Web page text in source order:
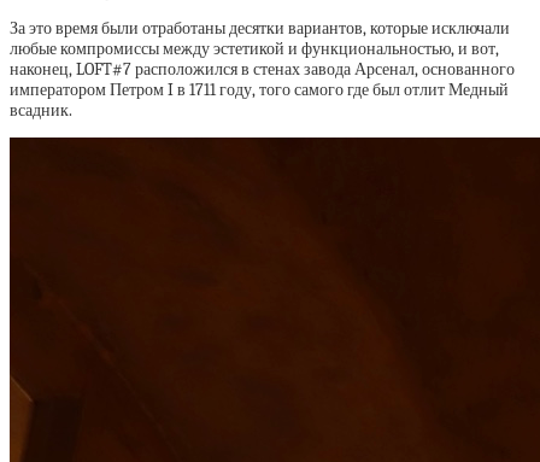
За это время были отработаны десятки вариантов, которые исключали
любые компромиссы между эстетикой и функциональностью, и вот,
наконец, LOFT#7 расположился в стенах завода Арсенал, основанного
императором Петром I в 1711 году, того самого где был отлит Медный
всадник.